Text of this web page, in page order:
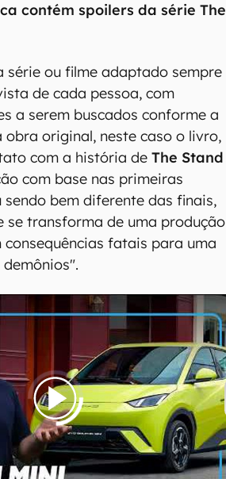
contém spoilers da série The
série ou filme adaptado sempre
de cada pessoa, com
a serem buscados conforme a
obra original, neste caso o livro,
com a história deThe Stand
com base nas primeiras
sendo bem diferente das finais,
se transforma de uma produção
consequências fatais para uma